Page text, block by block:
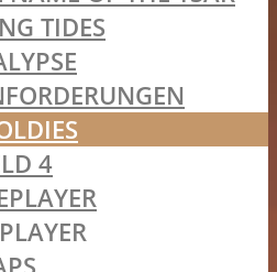
TIDES
4